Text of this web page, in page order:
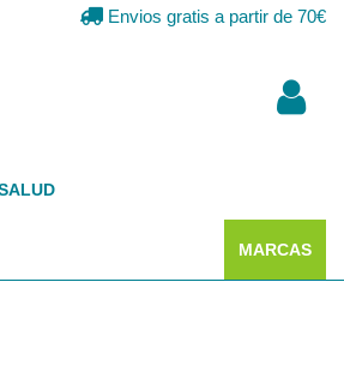
Envios gratis a partir de 70€
MARCAS